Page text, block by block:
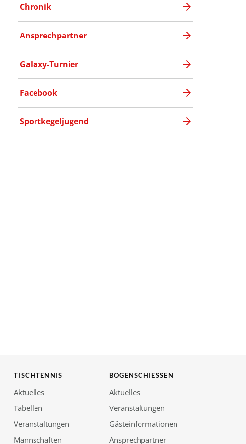
Chronik
Ansprechpartner
Galaxy-Turnier
Facebook
Sportkegeljugend
TISCHTENNIS
Aktuelles
Tabellen
Veranstaltungen
Mannschaften
BOGENSCHIESSEN
Aktuelles
Veranstaltungen
Gästeinformationen
Ansprechpartner